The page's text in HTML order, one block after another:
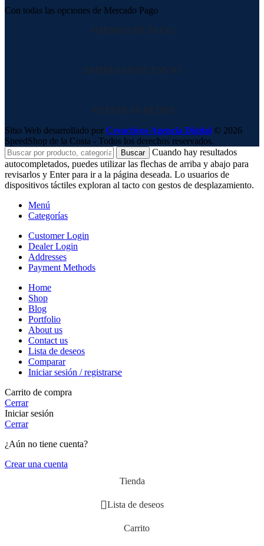
Con todas las opciones de Mercado Pago
FORMAS DE PAGO
EMPRESAS DE ENVIO
NUESTRAS REDES
Sitio Web desarrollado por Creactivos Agencia Digital © 2026
SpeedShop de la Costa - Todos los derechos reservados.
Buscar
Cuando hay resultados
autocompletados, puedes utilizar las flechas de arriba y abajo para
revisarlos y Enter para ir a la página deseada. Lo usuarios de
dispositivos táctiles exploran al tacto con gestos de desplazamiento.
Menú
Categorías
Customer Login
Dealer Login
Addresses
Payment Methods
Home
Shop
Blog
Portfolio
About us
Contact us
Lista de deseos
Comparar
Iniciar sesión / registrarse
Carrito de compra
Cerrar
Iniciar sesión
Cerrar
¿Aún no tiene cuenta?
Crear una cuenta
Tienda
Lista de deseos
Carrito